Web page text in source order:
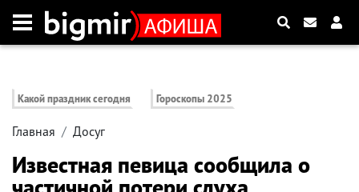
Какой праздник сегодня Гороскопы 2025
Главная Досуг
Известная певица сообщила о